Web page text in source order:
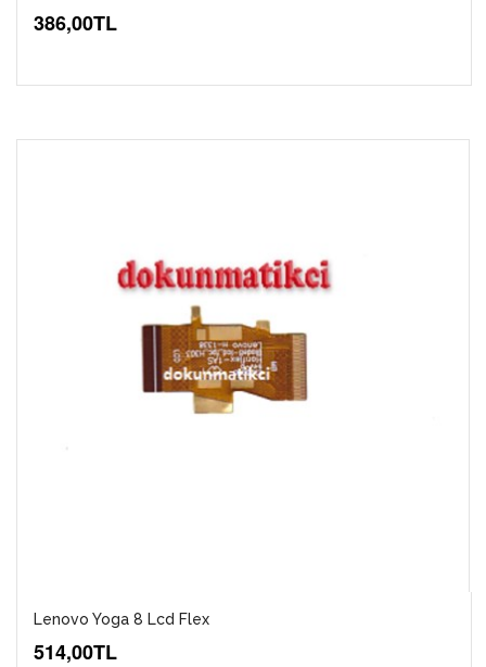
386,00TL
Lenovo Yoga 8 Lcd Flex
514,00TL